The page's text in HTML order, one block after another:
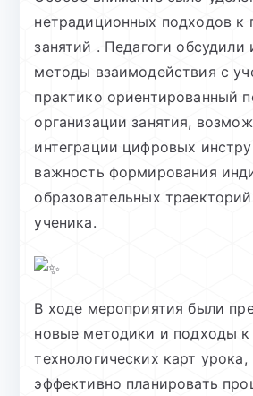
нетрадиционных подходов к
занятий . Педагоги обсудили
методы взаимодействия с
практико ориентированный
организации занятия,
интеграции цифровых
важность формирования
образовательных
ученика.
В ходе мероприятия были
новые методики и подходы к
технологических карт
эффективно планировать